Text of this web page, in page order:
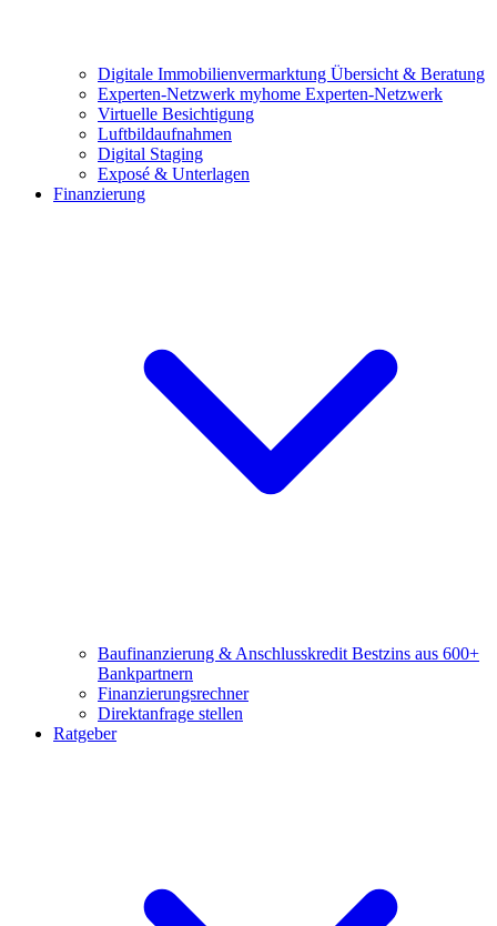
Digitale Immobilienvermarktung Übersicht & Beratung
Experten-Netzwerk myhome Experten-Netzwerk
Virtuelle Besichtigung
Luftbildaufnahmen
Digital Staging
Exposé & Unterlagen
Finanzierung
Baufinanzierung & Anschlusskredit Bestzins aus 600+
Bankpartnern
Finanzierungsrechner
Direktanfrage stellen
Ratgeber